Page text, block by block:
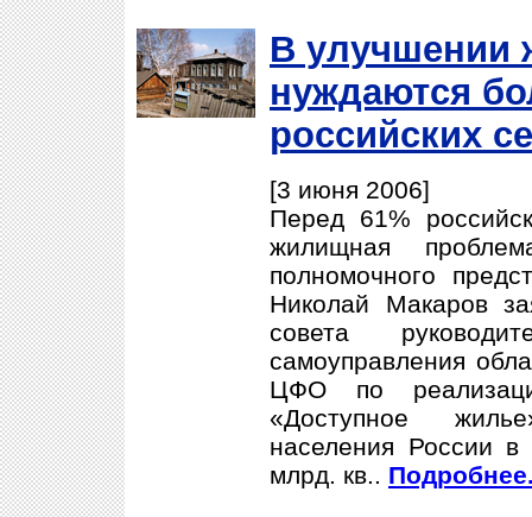
В улучшении
нуждаются
российских
[3 июня 2006]
Перед 61%
жилищная
полномочного
Николай Макаров
совета
самоуправления
ЦФО по
«Доступное
населения России
млрд. кв..